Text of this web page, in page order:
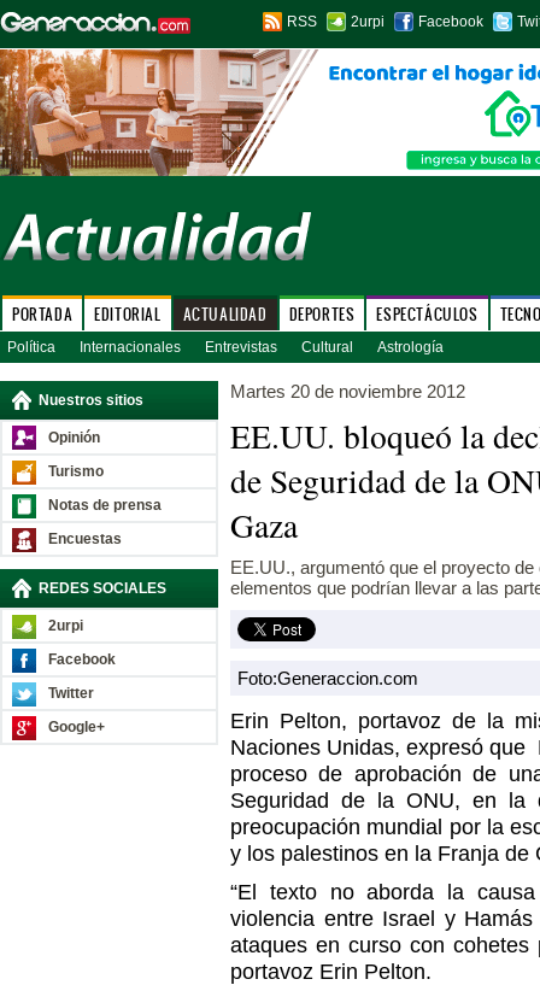
RSS 2urpi Facebook
PORTADA EDITORIAL ACTUALIDAD DEPORTES ESPECTÁCULOS
Política Internacionales Entrevistas Cultural Astrología
Nuestros sitios
Opinión
Turismo
Notas de prensa
Encuestas
REDES SOCIALES
2urpi
Facebook
Twitter
Google+
Martes 20 de noviembre 2012
EE.UU. bloqueó la
de Seguridad de la
Gaza
EE.UU., argumentó que el proyecto
elementos que podrían llevar a las
Foto:Generaccion.com
Erin Pelton, portavoz de la
Naciones Unidas, expresó
proceso de aprobación de
Seguridad de la ONU, en la
preocupación mundial por la
y los palestinos en la Franja de
“El texto no aborda la
violencia entre Israel y
ataques en curso con
portavoz Erin Pelton.